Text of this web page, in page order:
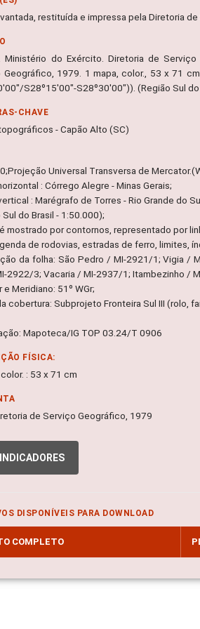
restituída e impressa pela Diretoria
Ministério do Exército. Diretoria de
Geográfico, 1979. 1 mapa, color., 53 x 71
S28º15'00"-S28º30'00")). (Região Sul do
CHAVE
- Capão Alto (SC)
Universal Transversa de
: Córrego Alegre - Minas Gerais;
: Marégrafo de Torres - Rio Grande do
Sul do Brasil - 1:50.000);
mostrado por contornos, representado por
de rodovias, estradas de ferro, limites,
da folha: São Pedro / MI-2921/1; Vigia /
2922/3; Vacaria / MI-2937/1; Itambezinho /
e Meridiano: 51º WGr;
cobertura: Subprojeto Fronteira Sul III (rolo,
Mapoteca/IG TOP 03.24/T 0906
FÍSICA:
: 53 x 71 cm
de Serviço Geográfico, 1979
INDICADORES
DISPONÍVEIS PARA DOWNLOAD
COMPLETO